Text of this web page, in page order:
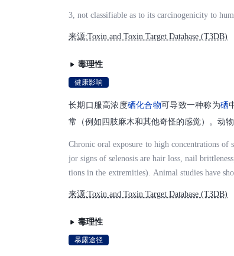
3, not classifiable as to its carcinogenicity to
来源:Toxin and Toxin Target Database (T3DB)
毒理性
健康影响
长期口服高浓度硒化合物可导致一种称为硒
常（例如四肢麻木和其他奇怪的感觉）。动物
Chronic oral exposure to high concentrations of
jor signs of selenosis are hair loss, nail
tions in the extremities). Animal studies have
来源:Toxin and Toxin Target Database (T3DB)
毒理性
暴露途径